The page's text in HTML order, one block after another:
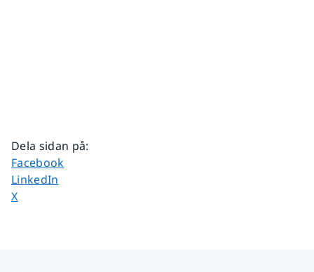
Dela sidan på:
Dela sidan på
Facebook
Dela sidan på
LinkedIn
Dela sidan på
X